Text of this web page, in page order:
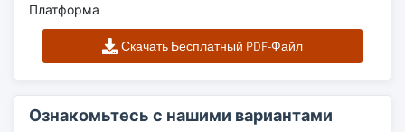
Платформа
Скачать Бесплатный PDF-Файл
Ознакомьтесь с нашими вариантами